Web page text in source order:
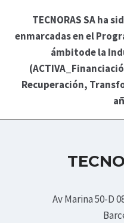
TECNORAS SA ha
enmarcadas en el
ámbitode la
Recuperación,
Av Marina 50-D